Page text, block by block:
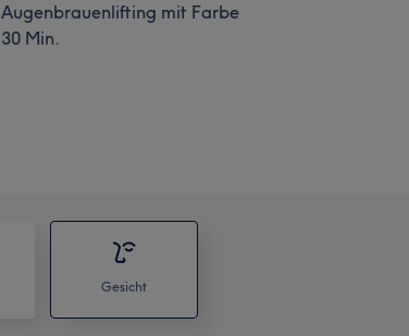
Augenbrauenlifting mit Farbe
30 Min.
Gesicht